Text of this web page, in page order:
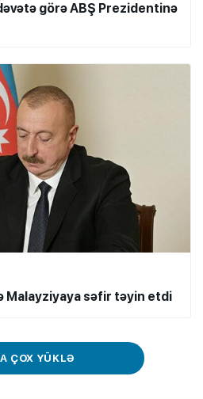
görə ABŞ Prezidentinə
Malayziyaya səfir təyin etdi
ÇOX YÜKLƏ